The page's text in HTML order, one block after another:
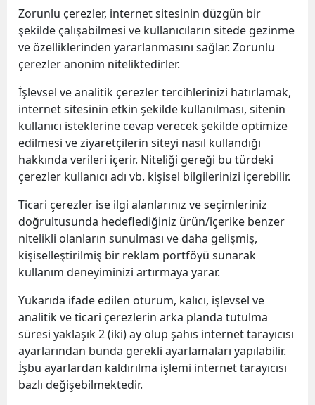
Zorunlu çerezler, internet sitesinin düzgün bir
şekilde çalışabilmesi ve kullanıcıların sitede gezinme
ve özelliklerinden yararlanmasını sağlar. Zorunlu
çerezler anonim niteliktedirler.
İşlevsel ve analitik çerezler tercihlerinizi hatırlamak,
internet sitesinin etkin şekilde kullanılması, sitenin
kullanıcı isteklerine cevap verecek şekilde optimize
edilmesi ve ziyaretçilerin siteyi nasıl kullandığı
hakkında verileri içerir. Niteliği gereği bu türdeki
çerezler kullanıcı adı vb. kişisel bilgilerinizi içerebilir.
Ticari çerezler ise ilgi alanlarınız ve seçimleriniz
doğrultusunda hedeflediğiniz ürün/içerike benzer
nitelikli olanların sunulması ve daha gelişmiş,
kişiselleştirilmiş bir reklam portföyü sunarak
kullanım deneyiminizi artırmaya yarar.
Yukarıda ifade edilen oturum, kalıcı, işlevsel ve
analitik ve ticari çerezlerin arka planda tutulma
süresi yaklaşık 2 (iki) ay olup şahıs internet tarayıcısı
ayarlarından bunda gerekli ayarlamaları yapılabilir.
İşbu ayarlardan kaldırılma işlemi internet tarayıcısı
bazlı değişebilmektedir.